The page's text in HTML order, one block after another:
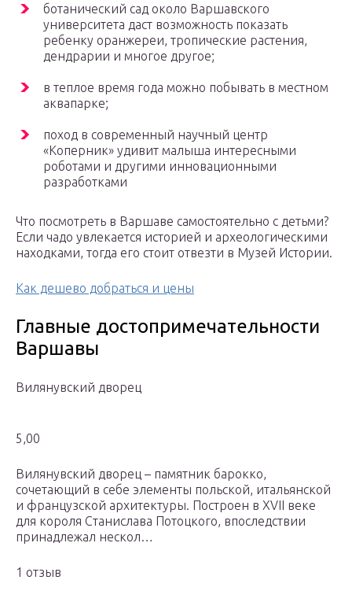
ботанический сад около Варшавского
университета даст возможность показать
ребенку оранжереи, тропические растения,
дендрарии и многое другое;
в теплое время года можно побывать в местном
аквапарке;
поход в современный научный центр
«Коперник» удивит малыша интересными
роботами и другими инновационными
разработками
Что посмотреть в Варшаве самостоятельно с детьми?
Если чадо увлекается историей и археологическими
находками, тогда его стоит отвезти в Музей Истории.
Как дешево добраться и цены
Главные достопримечательности
Варшавы
Вилянувский дворец
5,00
Вилянувский дворец – памятник барокко,
сочетающий в себе элементы польской, итальянской
и французской архитектуры. Построен в XVII веке
для короля Станислава Потоцкого, впоследствии
принадлежал нескол…
1 отзыв